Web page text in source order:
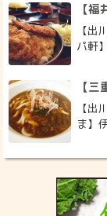
【
【出
パ軒
【
【出
ま】